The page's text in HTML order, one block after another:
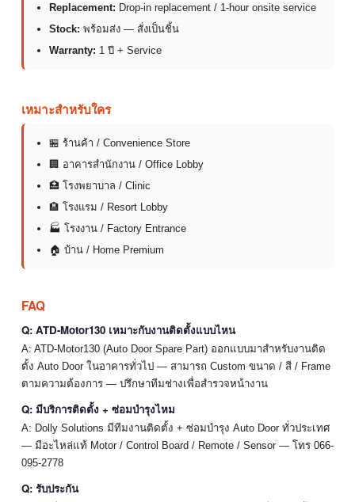
Replacement: Drop-in replacement / 1-hour onsite service
Stock: พร้อมส่ง — สั่งเป็นชิ้น
Warranty: 1 ปี + Service
เหมาะสำหรับใคร
🏪 ร้านค้า / Convenience Store
🏢 อาคารสำนักงาน / Office Lobby
🏥 โรงพยาบาล / Clinic
🏨 โรงแรม / Resort Lobby
🏭 โรงงาน / Factory Entrance
🏠 บ้าน / Home Premium
FAQ
Q: ATD-Motor130 เหมาะกับงานติดตั้งแบบไหน
A: ATD-Motor130 (Auto Door Spare Part) ออกแบบมาสำหรับงานติด
ตั้ง Auto Door ในอาคารทั่วไป — สามารถ Custom ขนาด / สี / Frame
ตามความต้องการ — ปรึกษาทีมช่างเพื่อสำรวจหน้างาน
Q: มีบริการติดตั้ง + ซ่อมบำรุงไหม
A: Dolly Solutions มีทีมงานติดตั้ง + ซ่อมบำรุง Auto Door ทั่วประเทศ
— มีอะไหล่แท้ Motor / Control Board / Remote / Sensor — โทร 066-
095-2778
Q: รับประกัน